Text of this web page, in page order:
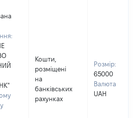
Кошти,
розміщені
на
банківських
рахунках
Розмір:
65000
Валюта:
UAH